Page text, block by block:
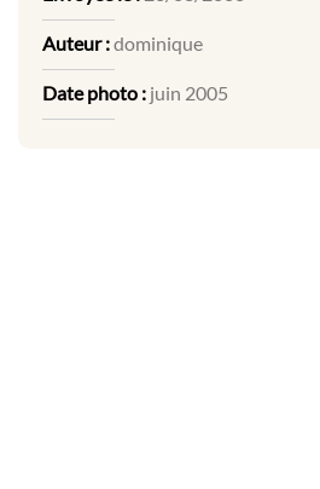
Auteur :dominique
Date photo : juin 2005